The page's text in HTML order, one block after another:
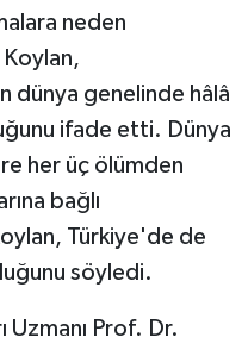
neden
dünya genelinde hâlâ
ifade etti. Dünya
her üç ölümden
bağlı
Türkiye'de de
söyledi.
Uzmanı Prof. Dr.